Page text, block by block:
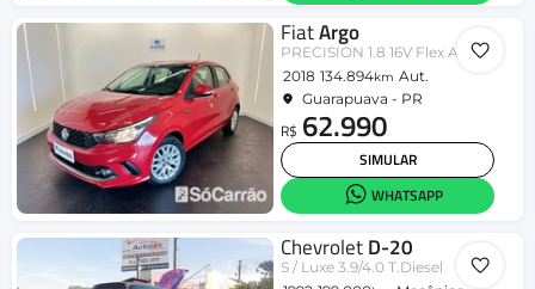
FiatArgo
PRECISION 1.8 16V Flex Aut.
2018 134.894km Aut.
Guarapuava - PR
R$ 62.990
SIMULAR
WHATSAPP
ChevroletD-20
S / Luxe 3.9/4.0 T.Diesel